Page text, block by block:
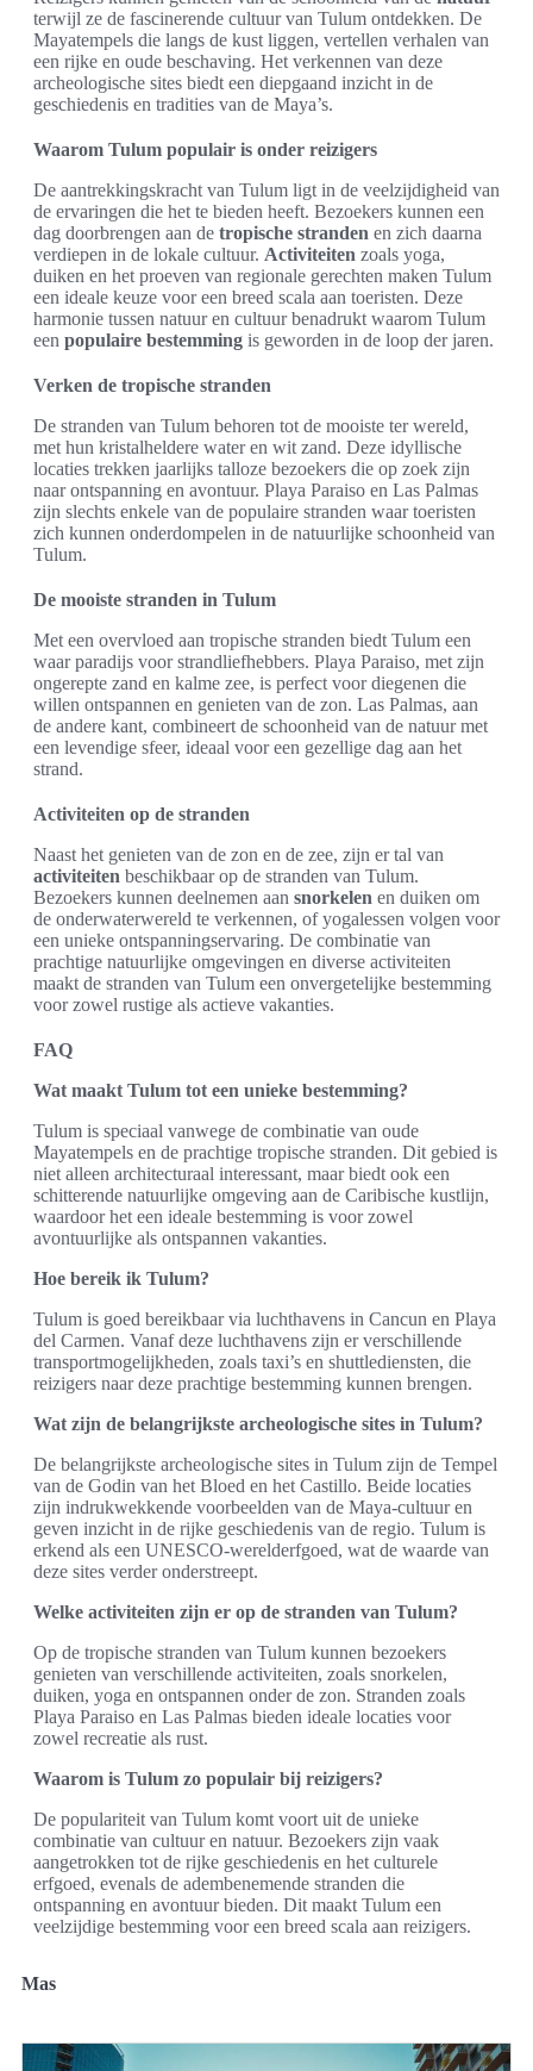
terwijl ze de fascinerende cultuur van Tulum ontdekken. De
Mayatempels die langs de kust liggen, vertellen verhalen van
een rijke en oude beschaving. Het verkennen van deze
archeologische sites biedt een diepgaand inzicht in de
geschiedenis en tradities van de Maya’s.
Waarom Tulum populair is onder reizigers
De aantrekkingskracht van Tulum ligt in de veelzijdigheid van
de ervaringen die het te bieden heeft. Bezoekers kunnen een
dag doorbrengen aan de tropische stranden en zich daarna
verdiepen in de lokale cultuur. Activiteiten zoals yoga,
duiken en het proeven van regionale gerechten maken Tulum
een ideale keuze voor een breed scala aan toeristen. Deze
harmonie tussen natuur en cultuur benadrukt waarom Tulum
een populaire bestemming is geworden in de loop der jaren.
Verken de tropische stranden
De stranden van Tulum behoren tot de mooiste ter wereld,
met hun kristalheldere water en wit zand. Deze idyllische
locaties trekken jaarlijks talloze bezoekers die op zoek zijn
naar ontspanning en avontuur. Playa Paraiso en Las Palmas
zijn slechts enkele van de populaire stranden waar toeristen
zich kunnen onderdompelen in de natuurlijke schoonheid van
Tulum.
De mooiste stranden in Tulum
Met een overvloed aan tropische stranden biedt Tulum een
waar paradijs voor strandliefhebbers. Playa Paraiso, met zijn
ongerepte zand en kalme zee, is perfect voor diegenen die
willen ontspannen en genieten van de zon. Las Palmas, aan
de andere kant, combineert de schoonheid van de natuur met
een levendige sfeer, ideaal voor een gezellige dag aan het
strand.
Activiteiten op de stranden
Naast het genieten van de zon en de zee, zijn er tal van
activiteiten beschikbaar op de stranden van Tulum.
Bezoekers kunnen deelnemen aan snorkelen en duiken om
de onderwaterwereld te verkennen, of yogalessen volgen voor
een unieke ontspanningservaring. De combinatie van
prachtige natuurlijke omgevingen en diverse activiteiten
maakt de stranden van Tulum een onvergetelijke bestemming
voor zowel rustige als actieve vakanties.
FAQ
Wat maakt Tulum tot een unieke bestemming?
Tulum is speciaal vanwege de combinatie van oude
Mayatempels en de prachtige tropische stranden. Dit gebied is
niet alleen architecturaal interessant, maar biedt ook een
schitterende natuurlijke omgeving aan de Caribische kustlijn,
waardoor het een ideale bestemming is voor zowel
avontuurlijke als ontspannen vakanties.
Hoe bereik ik Tulum?
Tulum is goed bereikbaar via luchthavens in Cancun en Playa
del Carmen. Vanaf deze luchthavens zijn er verschillende
transportmogelijkheden, zoals taxi’s en shuttlediensten, die
reizigers naar deze prachtige bestemming kunnen brengen.
Wat zijn de belangrijkste archeologische sites in Tulum?
De belangrijkste archeologische sites in Tulum zijn de Tempel
van de Godin van het Bloed en het Castillo. Beide locaties
zijn indrukwekkende voorbeelden van de Maya-cultuur en
geven inzicht in de rijke geschiedenis van de regio. Tulum is
erkend als een UNESCO-werelderfgoed, wat de waarde van
deze sites verder onderstreept.
Welke activiteiten zijn er op de stranden van Tulum?
Op de tropische stranden van Tulum kunnen bezoekers
genieten van verschillende activiteiten, zoals snorkelen,
duiken, yoga en ontspannen onder de zon. Stranden zoals
Playa Paraiso en Las Palmas bieden ideale locaties voor
zowel recreatie als rust.
Waarom is Tulum zo populair bij reizigers?
De populariteit van Tulum komt voort uit de unieke
combinatie van cultuur en natuur. Bezoekers zijn vaak
aangetrokken tot de rijke geschiedenis en het culturele
erfgoed, evenals de adembenemende stranden die
ontspanning en avontuur bieden. Dit maakt Tulum een
veelzijdige bestemming voor een breed scala aan reizigers.
Mas